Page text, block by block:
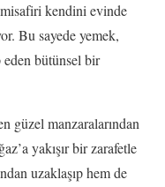
kendini evinde
Bu sayede yemek,
bütünsel bir
güzel manzaralarından
yakışır bir zarafetle
uzaklaşıp hem de